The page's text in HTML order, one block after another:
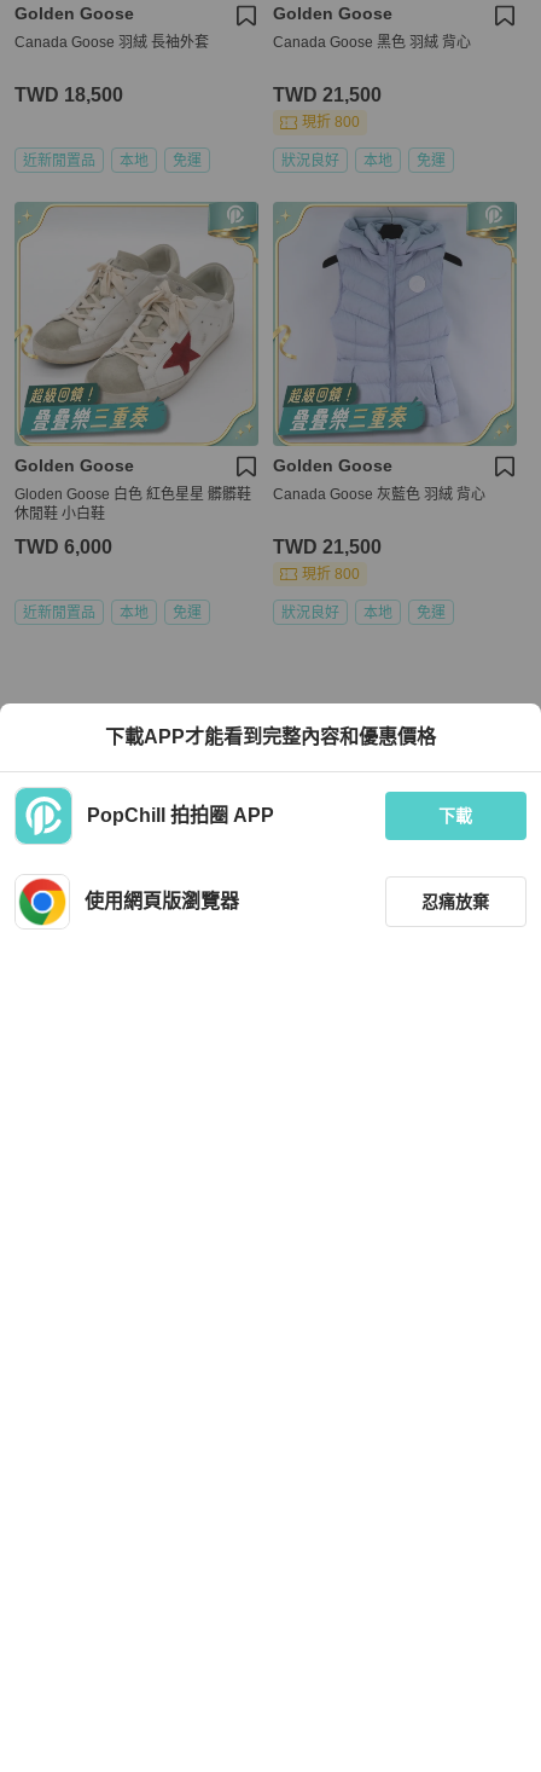
Golden Goose
Canada Goose 羽絨 長袖外套
TWD 18,500
近新閒置品 本地 免運
Golden Goose
Canada Goose 黑色 羽絨 背心
TWD 21,500
現折 800
狀況良好 本地 免運
Golden Goose
Gloden Goose 白色 紅色星星 髒髒鞋
休閒鞋 小白鞋
TWD 6,000
近新閒置品 本地 免運
Golden Goose
Canada Goose 灰藍色 羽絨 背心
TWD 21,500
現折 800
狀況良好 本地 免運
下載APP才能看到完整內容和優惠價格
PopChill 拍拍圈 APP 下載
使用網頁版瀏覽器 忍痛放棄